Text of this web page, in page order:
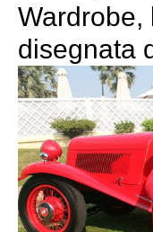
Wardrobe,
disegnata